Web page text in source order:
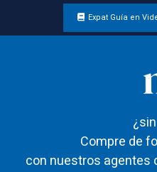
Expat Guía en
Compre de
con nuestros agentes